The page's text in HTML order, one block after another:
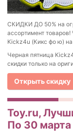
СКИДКИ ДО 50% на
ассортимент
Kickz4u (Кикс фо ю)
Черная пятница
скидки только на
Открыть скидку
Toy.ru,
По 30